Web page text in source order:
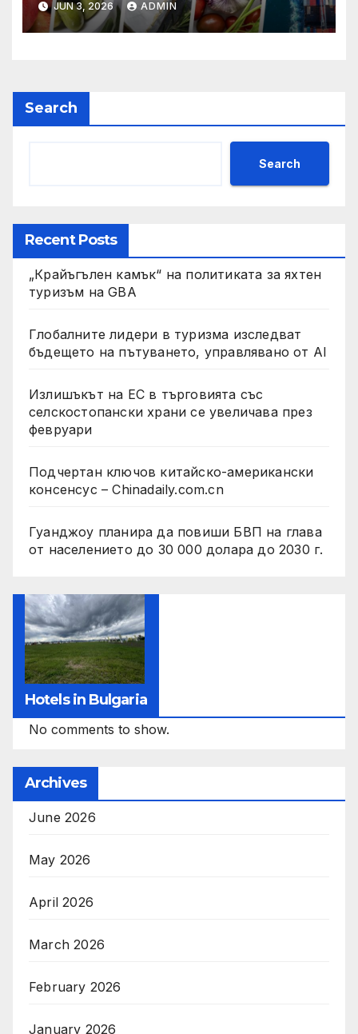
увеличава през февруари
JUN 3, 2026 ADMIN
Search
Search
Recent Posts
„Крайъгълен камък“ на политиката за яхтен
туризъм на GBA
Глобалните лидери в туризма изследват
бъдещето на пътуването, управлявано от AI
Излишъкът на ЕС в търговията със
селскостопански храни се увеличава през
февруари
Подчертан ключов китайско-американски
консенсус – Chinadaily.com.cn
Гуанджоу планира да повиши БВП на глава
от населението до 30 000 долара до 2030 г.
Hotels in Bulgaria
No comments to show.
Archives
June 2026
May 2026
April 2026
March 2026
February 2026
January 2026